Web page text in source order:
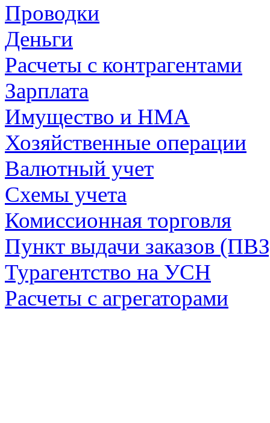
Проводки
Деньги
Расчеты с контрагентами
Зарплата
Имущество и НМА
Хозяйственные операции
Валютный учет
Схемы учета
Комиссионная торговля
Пункт выдачи заказов
Турагентство на УСН
Расчеты с агрегаторами